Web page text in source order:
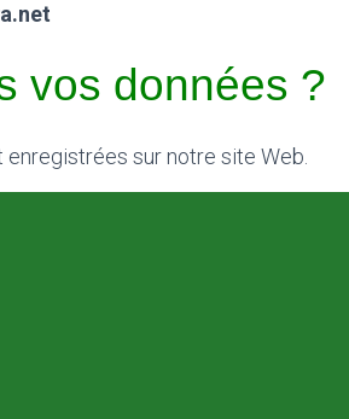
vos données ?
enregistrées sur notre site Web.